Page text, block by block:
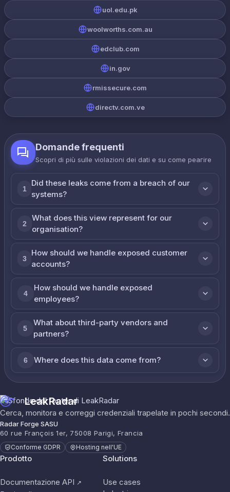
uol.edu.pk
woolworths.com.au
edclub.com
in.gov
rmissecure.com
directv.com.ve
Domande frequenti
Scopri di più sulle violazioni dei dati e su come реагire
1
Did these leaks come from a breach of our
systems?
2
What does this view represent for our
organisation?
3
How should we handle exposed customer
accounts?
4
How should we handle exposed
employees?
5
What about third-party vendors and
partners?
6 Where does this data come from?
LeakRadar
Cerca, monitora e correggi credenziali trapelate in pochi secondi.
Radar Forge SASU
60 rue François 1er, 75008 Parigi, Francia
Conforme GDPR Hosting nell'UE
Prodotto
Documentazione API ↗
Solutions
Use cases